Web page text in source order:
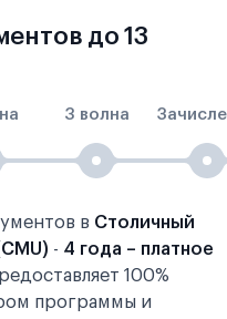
до 13
3 волна
в Столичный
- 4 года – платное
100%
программы и